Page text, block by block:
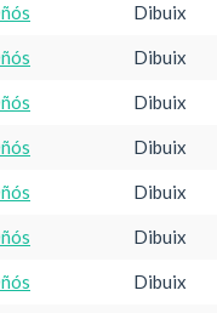
Dibuix
Dibuix
Dibuix
Dibuix
Dibuix
Dibuix
Dibuix